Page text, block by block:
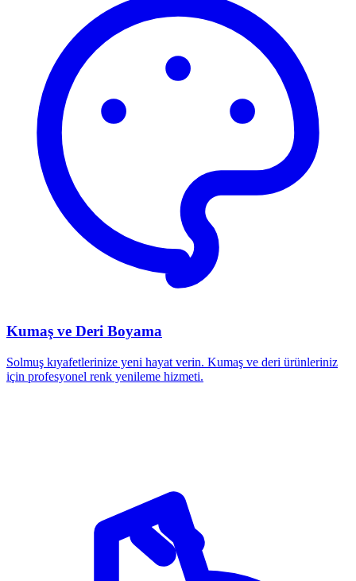
Kumaş ve Deri Boyama
Solmuş kıyafetlerinize yeni hayat verin. Kumaş ve deri ürünleriniz
için profesyonel renk yenileme hizmeti.